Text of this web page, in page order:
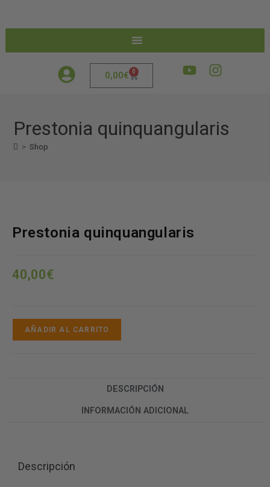
0,00€ 0
Prestonia quinquangularis
> Shop
Prestonia quinquangularis
40,00€
AÑADIR AL CARRITO
DESCRIPCIÓN
INFORMACIÓN ADICIONAL
Descripción